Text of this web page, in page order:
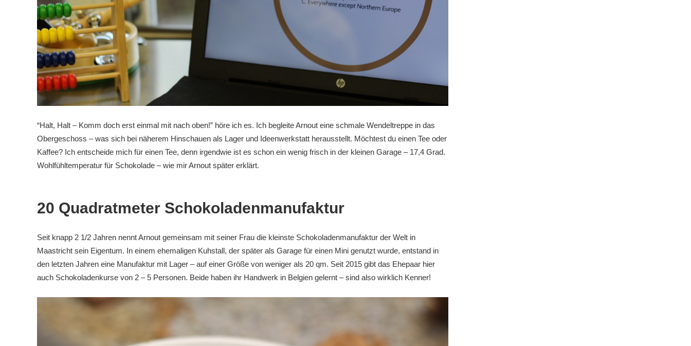
“Halt, Halt – Komm doch erst einmal mit nach oben!” höre ich es. Ich begleite Arnout eine schmale Wendeltreppe in das
Obergeschoss – was sich bei näherem Hinschauen als Lager und Ideenwerkstatt herausstellt. Möchtest du einen Tee oder
Kaffee? Ich entscheide mich für einen Tee, denn irgendwie ist es schon ein wenig frisch in der kleinen Garage – 17,4 Grad.
Wohlfühltemperatur für Schokolade – wie mir Arnout später erklärt.
20 Quadratmeter Schokoladenmanufaktur
Seit knapp 2 1/2 Jahren nennt Arnout gemeinsam mit seiner Frau die kleinste Schokoladenmanufaktur der Welt in
Maastricht sein Eigentum. In einem ehemaligen Kuhstall, der später als Garage für einen Mini genutzt wurde, entstand in
den letzten Jahren eine Manufaktur mit Lager – auf einer Größe von weniger als 20 qm. Seit 2015 gibt das Ehepaar hier
auch Schokoladenkurse von 2 – 5 Personen. Beide haben ihr Handwerk in Belgien gelernt – sind also wirklich Kenner!